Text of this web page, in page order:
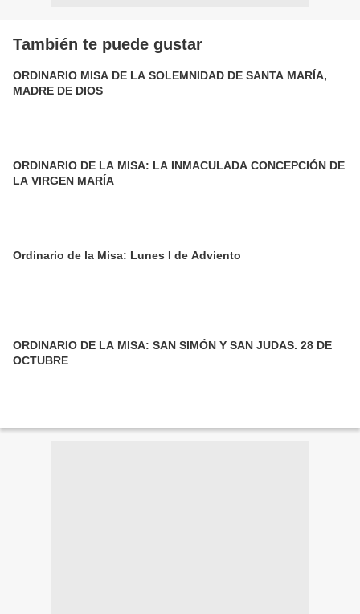
También te puede gustar
ORDINARIO MISA DE LA SOLEMNIDAD DE SANTA MARÍA,
MADRE DE DIOS
ORDINARIO DE LA MISA: LA INMACULADA CONCEPCIÓN DE
LA VIRGEN MARÍA
Ordinario de la Misa: Lunes I de Adviento
ORDINARIO DE LA MISA: SAN SIMÓN Y SAN JUDAS. 28 DE
OCTUBRE